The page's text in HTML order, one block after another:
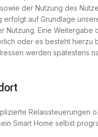
der Nutzung des
erfolgt auf Grundlage
Eine Weitergabe
oder es besteht hierzu
werden spätestens
Relaissteuerungen
Smart Home selbst